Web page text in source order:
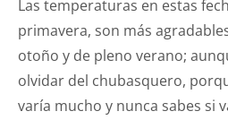
Las temperaturas en estas
primavera, son más
otoño y de pleno verano;
olvidar del chubasquero,
varía mucho y nunca sabes si